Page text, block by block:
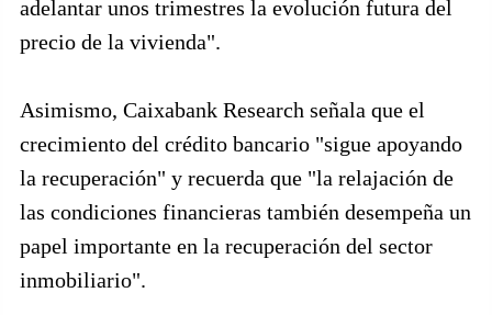
adelantar unos trimestres la evolución futura del
precio de la vivienda".
Asimismo, Caixabank Research señala que el
crecimiento del crédito bancario "sigue apoyando
la recuperación" y recuerda que "la relajación de
las condiciones financieras también desempeña un
papel importante en la recuperación del sector
inmobiliario".